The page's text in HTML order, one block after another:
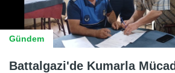
Gündem
Battalgazi'de Kumarla